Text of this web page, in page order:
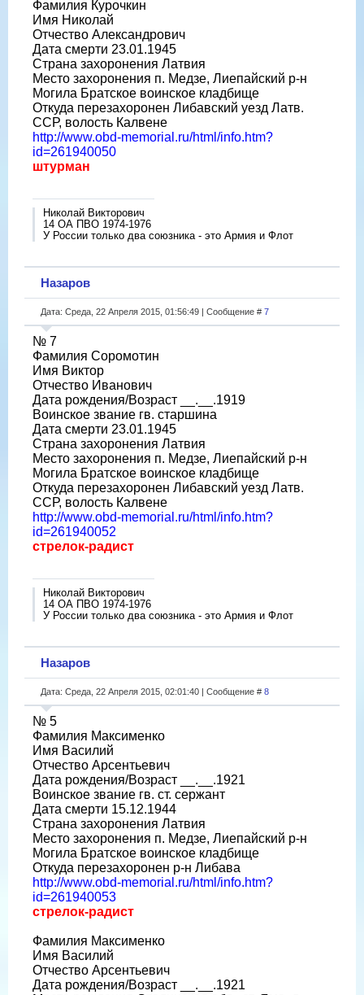
Фамилия Курочкин
Имя Николай
Отчество Александрович
Дата смерти 23.01.1945
Страна захоронения Латвия
Место захоронения п. Медзе, Лиепайский р-н
Могила Братское воинское кладбище
Откуда перезахоронен Либавский уезд Латв.
ССР, волость Калвене
http://www.obd-memorial.ru/html/info.htm?
id=261940050
штурман
Николай Викторович
14 ОА ПВО 1974-1976
У России только два союзника - это Армия и Флот
Назаров
Дата: Среда, 22 Апреля 2015, 01:56:49 | Сообщение # 7
№ 7
Фамилия Соромотин
Имя Виктор
Отчество Иванович
Дата рождения/Возраст __.__.1919
Воинское звание гв. старшина
Дата смерти 23.01.1945
Страна захоронения Латвия
Место захоронения п. Медзе, Лиепайский р-н
Могила Братское воинское кладбище
Откуда перезахоронен Либавский уезд Латв.
ССР, волость Калвене
http://www.obd-memorial.ru/html/info.htm?
id=261940052
стрелок-радист
Николай Викторович
14 ОА ПВО 1974-1976
У России только два союзника - это Армия и Флот
Назаров
Дата: Среда, 22 Апреля 2015, 02:01:40 | Сообщение # 8
№ 5
Фамилия Максименко
Имя Василий
Отчество Арсентьевич
Дата рождения/Возраст __.__.1921
Воинское звание гв. ст. сержант
Дата смерти 15.12.1944
Страна захоронения Латвия
Место захоронения п. Медзе, Лиепайский р-н
Могила Братское воинское кладбище
Откуда перезахоронен р-н Либава
http://www.obd-memorial.ru/html/info.htm?
id=261940053
стрелок-радист
Фамилия Максименко
Имя Василий
Отчество Арсентьевич
Дата рождения/Возраст __.__.1921